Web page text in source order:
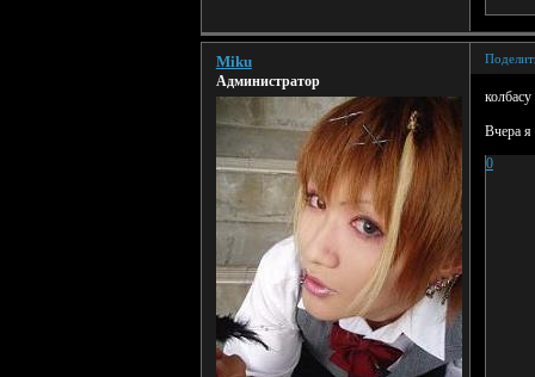
Miku
Администратор
Вчера я
0